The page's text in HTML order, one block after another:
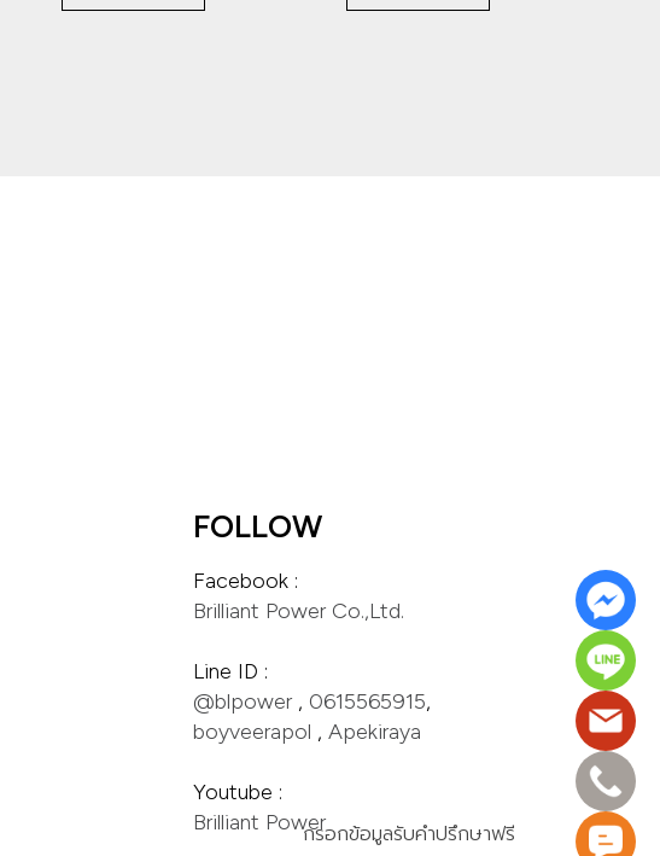
กรอกข้อมูลรับคำปรึกษาฟรี
FOLLOW
Brilliant Power Co.,Ltd.
@blpower , 0615565915
boyveerapol , Apekiraya
Brilliant Power